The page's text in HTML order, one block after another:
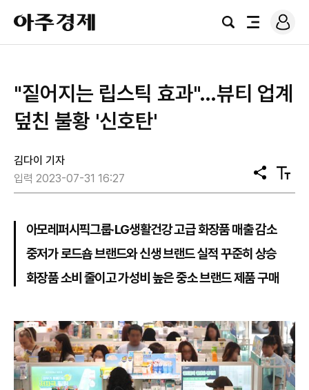
아
주
경
검
전
로
그
"짙어지는 립스틱 효과"…뷰티 업계
덮친 불황 '신호탄'
김다이 기자
입력 2023-07-31 16:27
공
유
텍
스
아모레퍼시픽그룹·LG생활건강 고급 화장품 매출 감소
중저가 로드숍 브랜드와 신생 브랜드 실적 꾸준히 상승
화장품 소비 줄이고 가성비 높은 중소 브랜드 제품 구매